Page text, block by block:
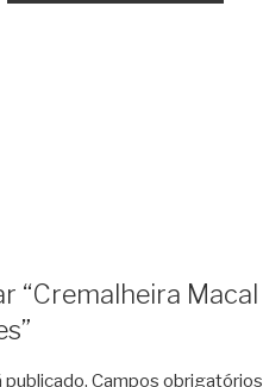
“Cremalheira Macal
publicado. Campos obrigatórios